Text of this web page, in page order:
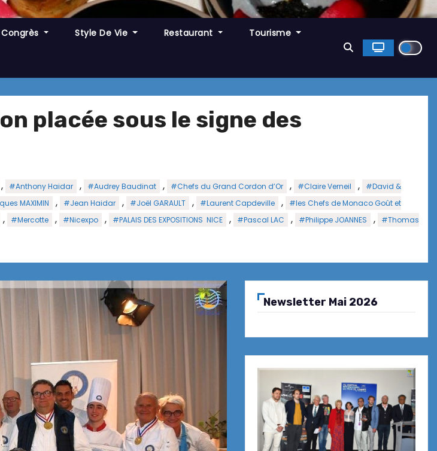
Style De Vie Restaurant Tourisme
placée sous le signe des
, #Anthony Haidar , #Audrey Baudinat , #Chefs du Grand Cordon d’Or , #Claire Verneil ,
#David &
MAXIMIN , #Jean Haidar , #Joël GARAULT , #Laurent Capdeville ,
#les Chefs de Monaco Goût et
, #Mercotte , #Nicexpo , #PALAIS DES EXPOSITIONS NICE , #Pascal LAC , #Philippe JOANNES ,
#Thomas
Newsletter Mai 2026